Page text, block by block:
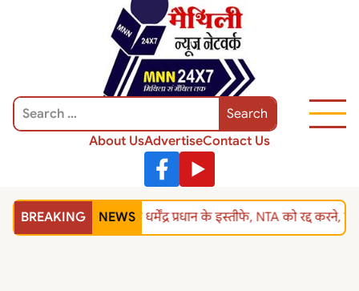
About UsAdvertiseContact Us
BREAKING NEWS
शिक्षा मंत्री धर्मेंद्र प्रधान के इस्तीफे, NTA को रद्द